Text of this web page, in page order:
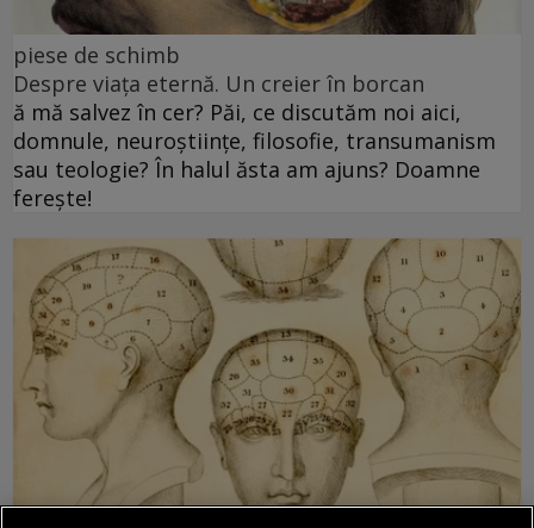
piese de schimb
Despre viața eternă. Un creier în borcan
ă mă salvez în cer? Păi, ce discutăm noi aici,
domnule, neuroștiințe, filosofie, transumanism
sau teologie? În halul ăsta am ajuns? Doamne
ferește!